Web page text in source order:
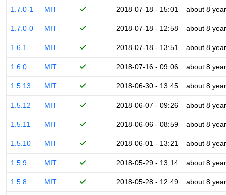
1.7.0-1 MIT 2018-07-18 - 15:01 about 8
1.7.0-0 MIT 2018-07-18 - 12:58 about 8
1.6.1 MIT 2018-07-18 - 13:51 about 8
1.6.0 MIT 2018-07-16 - 09:06 about 8
1.5.13 MIT 2018-06-30 - 13:45 about 8
1.5.12 MIT 2018-06-07 - 09:26 about 8
1.5.11 MIT 2018-06-06 - 08:59 about 8
1.5.10 MIT 2018-06-01 - 13:21 about 8
1.5.9 MIT 2018-05-29 - 13:14 about 8
1.5.8 MIT 2018-05-28 - 12:49 about 8